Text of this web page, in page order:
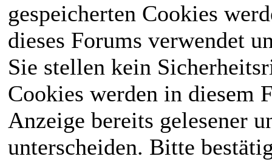
gespeicherten Cookies
dieses Forums verwendet
Sie stellen kein
Cookies werden in diesem
Anzeige bereits gelesener
unterscheiden. Bitte